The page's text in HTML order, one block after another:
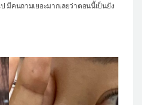
มีคนถามเยอะมากเลยว่าตอนนี้เป็นยัง